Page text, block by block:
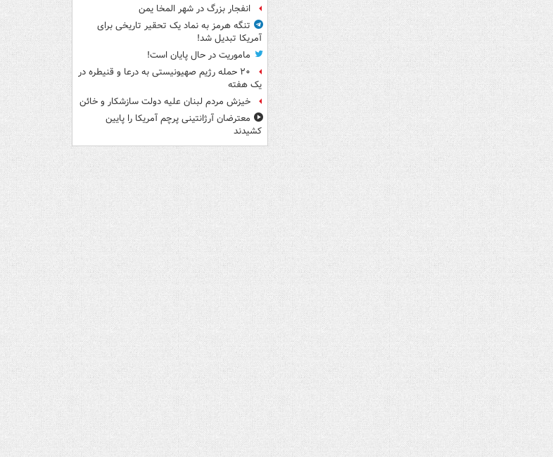
انفجار بزرگ در شهر المخا یمن
تنگه هرمز به نماد یک تحقیر تاریخی برای
آمریکا تبدیل شد!
ماموریت در حال پایان است!
۲۰ حمله رژیم صهیونیستی به درعا و قنیطره در
یک هفته
خیزش مردم لبنان علیه دولت سازشکار و خائن
معترضان آرژانتینی پرچم آمریکا را پایین
کشیدند